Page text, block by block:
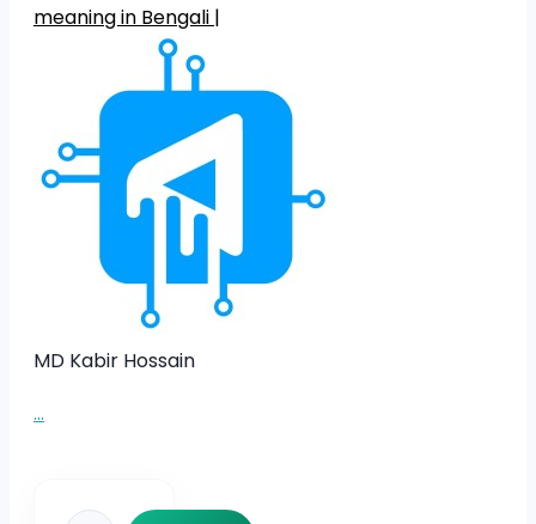
meaning in Bengali |
MD Kabir Hossain
...